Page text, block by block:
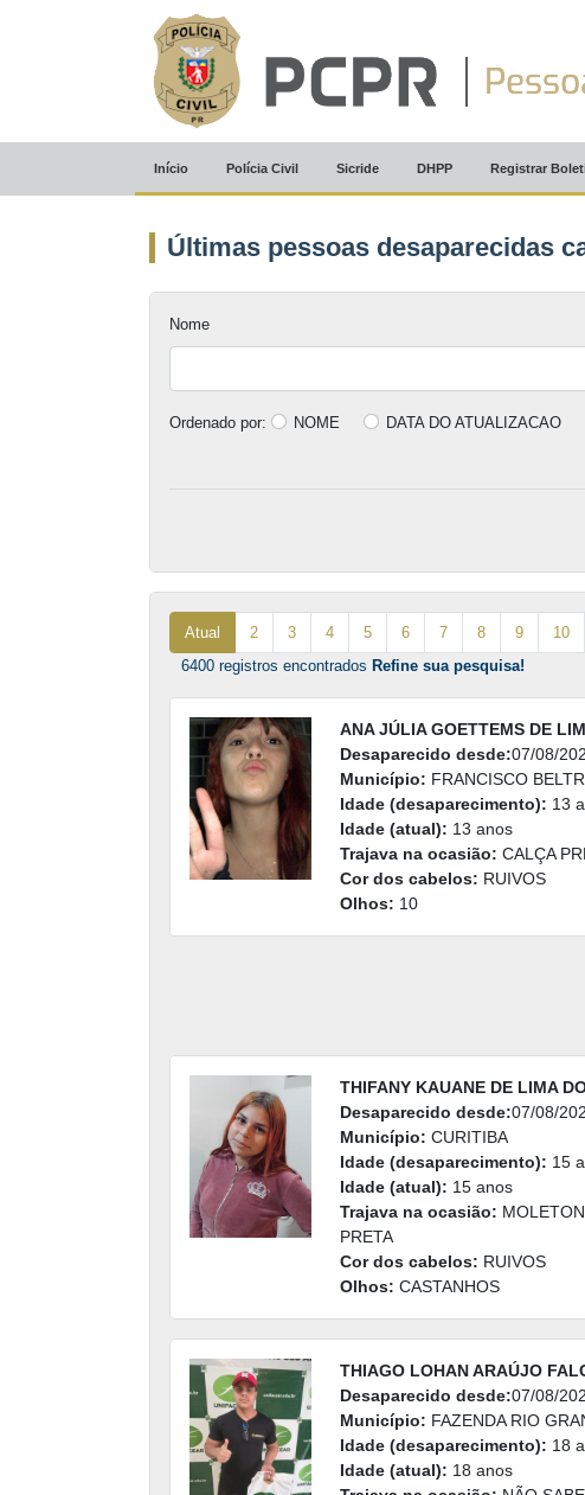
Início Polícia Civil Sicride DHPP Registrar
Últimas pessoas desaparecidas
Nome
Ordenado por: NOME DATA DO ATUALIZACAO
Atual 2 3 4 5 6 7 8 9 10
6400 registros encontrados Refine sua pesquisa!
ANA JÚLIA GOETTEMS DE
Desaparecido desde:07/08/
Município: FRANCISCO
Idade (desaparecimento): 13
Idade (atual): 13 anos
Trajava na ocasião: CALÇA
Cor dos cabelos: RUIVOS
Olhos: 10
THIFANY KAUANE DE LIMA
Desaparecido desde:07/08/
Município: CURITIBA
Idade (desaparecimento): 15
Idade (atual): 15 anos
Trajava na ocasião:
PRETA
Cor dos cabelos: RUIVOS
Olhos: CASTANHOS
THIAGO LOHAN ARAÚJO
Desaparecido desde:07/08/
Município: FAZENDA RIO
Idade (desaparecimento): 18
Idade (atual): 18 anos